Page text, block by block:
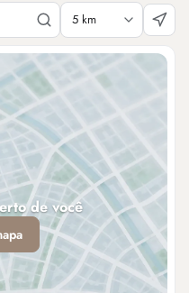
de você